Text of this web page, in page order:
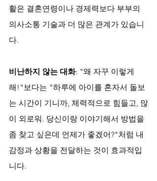
활은 결혼연령이나 경제력보다 부부의
의사소통 기술과 더 많은 관계가 있습니
다.
비난하지 않는 대화: "왜 자꾸 이렇게
해!"보다는 "하루에 아이를 혼자서 돌보
는 시간이 기니까, 체력적으로 힘들고, 많
이 외로워. 당신이랑 이야기해서 방법을
좀 찾고 싶은데 언제가 좋겠어?"처럼 내
감정과 상황을 전달하는 것이 효과적입
니다.